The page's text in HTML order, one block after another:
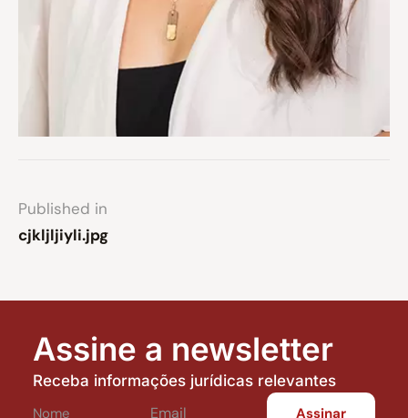
Published in
cjkljljiyli.jpg
Assine a newsletter
Receba informações jurídicas relevantes